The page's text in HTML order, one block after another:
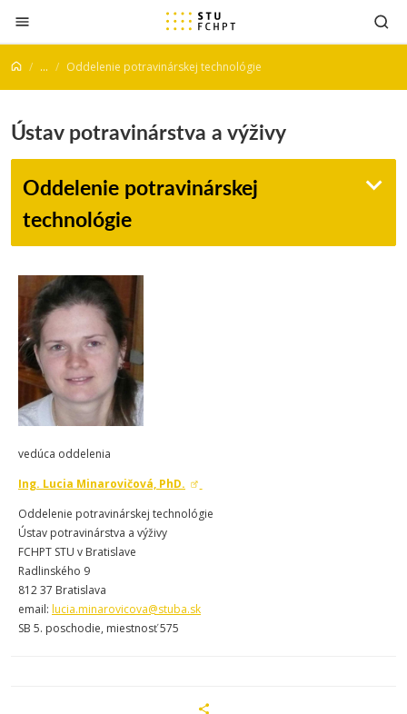
Prejsť na obsah
... Oddelenie potravinárskej technológie
Ústav potravinárstva a výživy
Oddelenie potravinárskej
technológie
vedúca oddelenia
Ing. Lucia Minarovičová, PhD.
Oddelenie potravinárskej technológie
Ústav potravinárstva a výživy
FCHPT STU v Bratislave
Radlinského 9
812 37 Bratislava
email: lucia.minarovicova@stuba.sk
SB 5. poschodie, miestnosť 575